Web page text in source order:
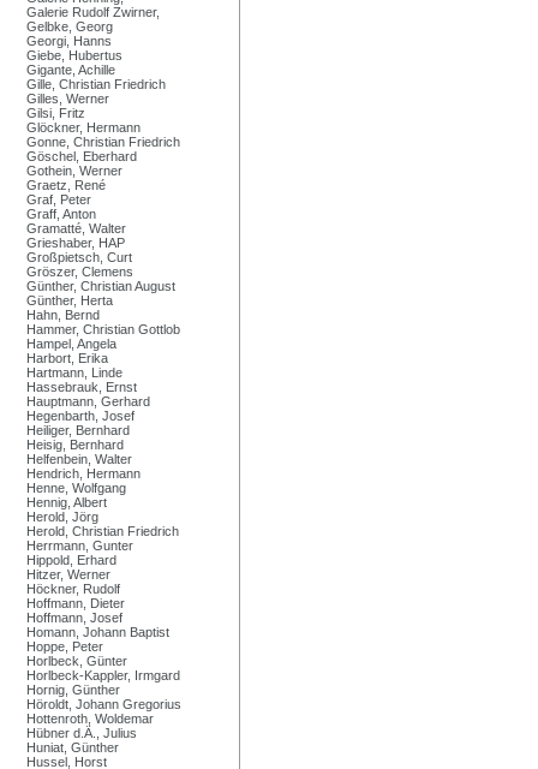
Galerie Rudolf Zwirner,
Gelbke, Georg
Georgi, Hanns
Giebe, Hubertus
Gigante, Achille
Gille, Christian Friedrich
Gilles, Werner
Gilsi, Fritz
Glöckner, Hermann
Gonne, Christian Friedrich
Göschel, Eberhard
Gothein, Werner
Graetz, René
Graf, Peter
Graff, Anton
Gramatté, Walter
Grieshaber, HAP
Großpietsch, Curt
Gröszer, Clemens
Günther, Christian August
Günther, Herta
Hahn, Bernd
Hammer, Christian Gottlob
Hampel, Angela
Harbort, Erika
Hartmann, Linde
Hassebrauk, Ernst
Hauptmann, Gerhard
Hegenbarth, Josef
Heiliger, Bernhard
Heisig, Bernhard
Helfenbein, Walter
Hendrich, Hermann
Henne, Wolfgang
Hennig, Albert
Herold, Jörg
Herold, Christian Friedrich
Herrmann, Gunter
Hippold, Erhard
Hitzer, Werner
Höckner, Rudolf
Hoffmann, Dieter
Hoffmann, Josef
Homann, Johann Baptist
Hoppe, Peter
Horlbeck, Günter
Horlbeck-Kappler, Irmgard
Hornig, Günther
Höroldt, Johann Gregorius
Hottenroth, Woldemar
Hübner d.Ä., Julius
Huniat, Günther
Hussel, Horst